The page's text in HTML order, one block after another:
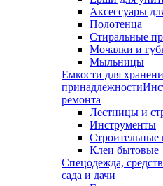
Аксессуары
Полотенца
Стиральные
Мочалки и
Мыльницы
Емкости для
принадлежности
ремонта
Лестницы и
Инструменты
Строительные
Клеи бытовые
Спецодежда,
сада и дачи